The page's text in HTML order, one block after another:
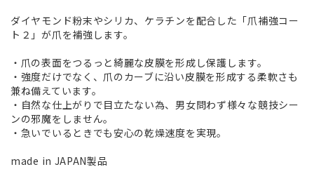
ダイヤモンド粉末やシリカ、ケラチンを配合した「爪補強コー
ト２」が爪を補強します。
・爪の表面をつるっと綺麗な皮膜を形成し保護します。
・強度だけでなく、爪のカーブに沿い皮膜を形成する柔軟さも
兼ね備えています。
・自然な仕上がりで目立たない為、男女問わず様々な競技シー
ンの邪魔をしません。
・急いでいるときでも安心の乾燥速度を実現。
made in JAPAN製品